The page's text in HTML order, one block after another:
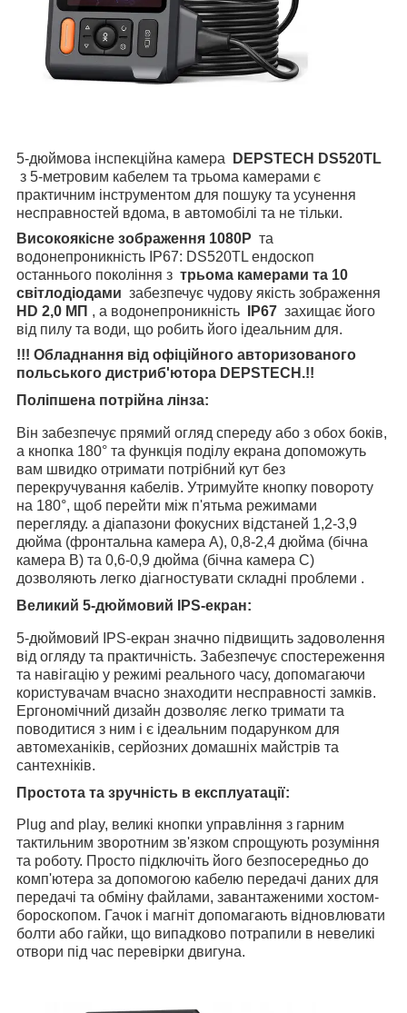
5-дюймова інспекційна камера
DEPSTECH DS520TL
з 5-метровим кабелем та трьома камерами є
практичним інструментом для пошуку та усунення
несправностей вдома, в автомобілі та не тільки.
Високоякісне зображення 1080P та
водонепроникність IP67: DS520TL ендоскоп
останнього покоління з трьома камерами та 10
світлодіодами забезпечує чудову якість зображення
HD 2,0 МП , а водонепроникність IP67 захищає його
від пилу та води, що робить його ідеальним для.
!!! Обладнання від офіційного авторизованого
польського дистриб'ютора DEPSTECH.!!
Поліпшена потрійна лінза:
Він забезпечує прямий огляд спереду або з обох боків,
а кнопка 180° та функція поділу екрана допоможуть
вам швидко отримати потрібний кут без
перекручування кабелів. Утримуйте кнопку повороту
на 180°, щоб перейти між п'ятьма режимами
перегляду. а діапазони фокусних відстаней 1,2-3,9
дюйма (фронтальна камера A), 0,8-2,4 дюйма (бічна
камера B) та 0,6-0,9 дюйма (бічна камера C)
дозволяють легко діагностувати складні проблеми .
Великий 5-дюймовий IPS-екран:
5-дюймовий IPS-екран значно підвищить задоволення
від огляду та практичність. Забезпечує спостереження
та навігацію у режимі реального часу, допомагаючи
користувачам вчасно знаходити несправності замків.
Ергономічний дизайн дозволяє легко тримати та
поводитися з ним і є ідеальним подарунком для
автомеханіків, серйозних домашніх майстрів та
сантехніків.
Простота та зручність в експлуатації:
Plug and play, великі кнопки управління з гарним
тактильним зворотним зв'язком спрощують розуміння
та роботу. Просто підключіть його безпосередньо до
комп'ютера за допомогою кабелю передачі даних для
передачі та обміну файлами, завантаженими хостом-
бороскопом. Гачок і магніт допомагають відновлювати
болти або гайки, що випадково потрапили в невеликі
отвори під час перевірки двигуна.